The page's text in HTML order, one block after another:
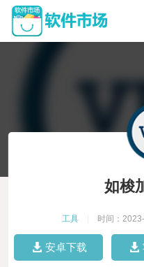
如梭
工具 时间：
安卓下载